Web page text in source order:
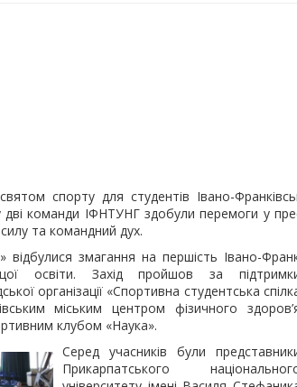
спорту для студентів Івано-
дві команди ІФНТУНГ здобули перемоги у
та командний дух.
змагання на першість Івано-
освіти. Захід пройшов за
організації «Спортивна студентська
міським центром фізичного
клубом «Наука».
Серед учасників були
Прикарпатського